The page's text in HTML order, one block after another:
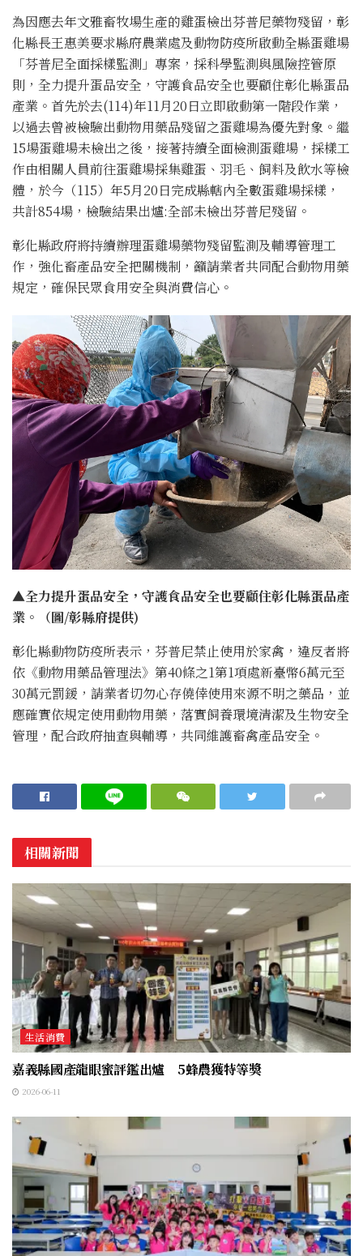
為因應去年文雅畜牧場生產的雞蛋檢出芬普尼藥物殘留，彰
化縣長王惠美要求縣府農業處及動物防疫所啟動全縣蛋雞場
「芬普尼全面採樣監測」專案，採科學監測與風險控管原
則，全力提升蛋品安全，守護食品安全也要顧住彰化縣蛋品
產業。首先於去(114)年11月20日立即啟動第一階段作業，
以過去曾被檢驗出動物用藥品殘留之蛋雞場為優先對象。繼
15場蛋雞場未檢出之後，接著持續全面檢測蛋雞場，採樣工
作由相關人員前往蛋雞場採集雞蛋、羽毛、飼料及飲水等檢
體，於今（115）年5月20日完成縣轄內全數蛋雞場採樣，
共計854場，檢驗結果出爐:全部未檢出芬普尼殘留。
彰化縣政府將持續辦理蛋雞場藥物殘留監測及輔導管理工
作，強化畜產品安全把關機制，籲請業者共同配合動物用藥
規定，確保民眾食用安全與消費信心。
▲全力提升蛋品安全，守護食品安全也要顧住彰化縣蛋品產
業。（圖/彰縣府提供)
彰化縣動物防疫所表示，芬普尼禁止使用於家禽，違反者將
依《動物用藥品管理法》第40條之1第1項處新臺幣6萬元至
30萬元罰鍰，請業者切勿心存僥倖使用來源不明之藥品，並
應確實依規定使用動物用藥，落實飼養環境清潔及生物安全
管理，配合政府抽查與輔導，共同維護畜禽產品安全。
相關新聞
生活消費
嘉義縣國產龍眼蜜評鑑出爐 5蜂農獲特等獎
2026-06-11